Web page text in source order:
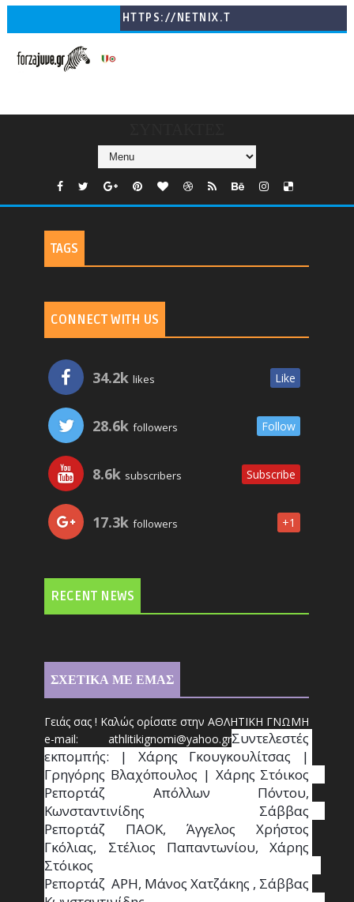
HTTPS://NETNIX.T
TAGS
CONNECT WITH US
34.2k likes Like
28.6k followers Follow
8.6k subscribers Subscribe
17.3k followers +1
RECENT NEWS
ΣΧΕΤΙΚΑ ΜΕ ΕΜΑΣ
Γειάς σας ! Καλώς ορίσατε στην ΑΘΛΗΤΙΚΗ ΓΝΩΜΗ
e-mail: athlitikignomi@yahoo.grΣυντελεστές
εκπομπής: | Χάρης Γκουγκουλίτσας |
Γρηγόρης Βλαχόπουλος | Χάρης Στόικος
Ρεπορτάζ Απόλλων Πόντου,
Κωνσταντινίδης   Σάββας
Ρεπορτάζ ΠΑΟΚ, Άγγελος Χρήστος
Γκόλιας, Στέλιος Παπαντωνίου, Χάρης
Στόικος
Ρεπορτάζ  ΑΡΗ, Μάνος Χατζάκης , Σάββας